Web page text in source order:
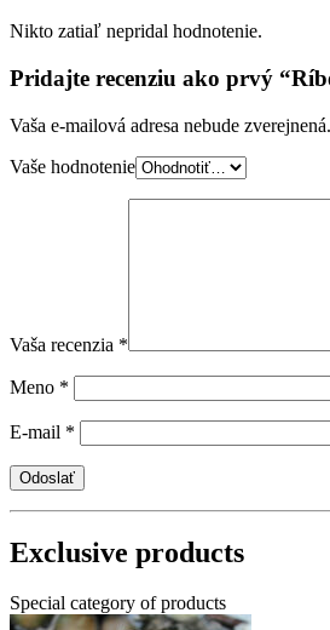
Nikto zatiaľ nepridal hodnotenie.
Pridajte recenziu ako prvý
Vaša e-mailová adresa nebude zverejnená.
Vaše hodnotenie
Vaša recenzia *
Meno *
E-mail *
Exclusive products
Special category of products